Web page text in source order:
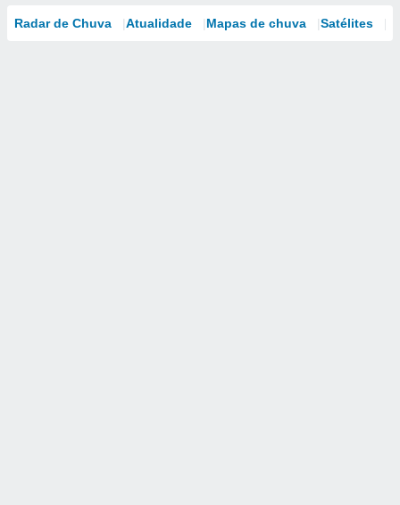
Radar de Chuva Atualidade Mapas de chuva Satélites